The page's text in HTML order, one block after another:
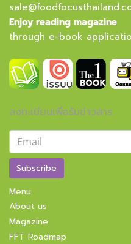
Enjoy reading magazine
through e-book
ลงทะเบียนเพื่อรับข่าวสาร
Subscribe
Menu
About us
Magazine
FFT Roadmap